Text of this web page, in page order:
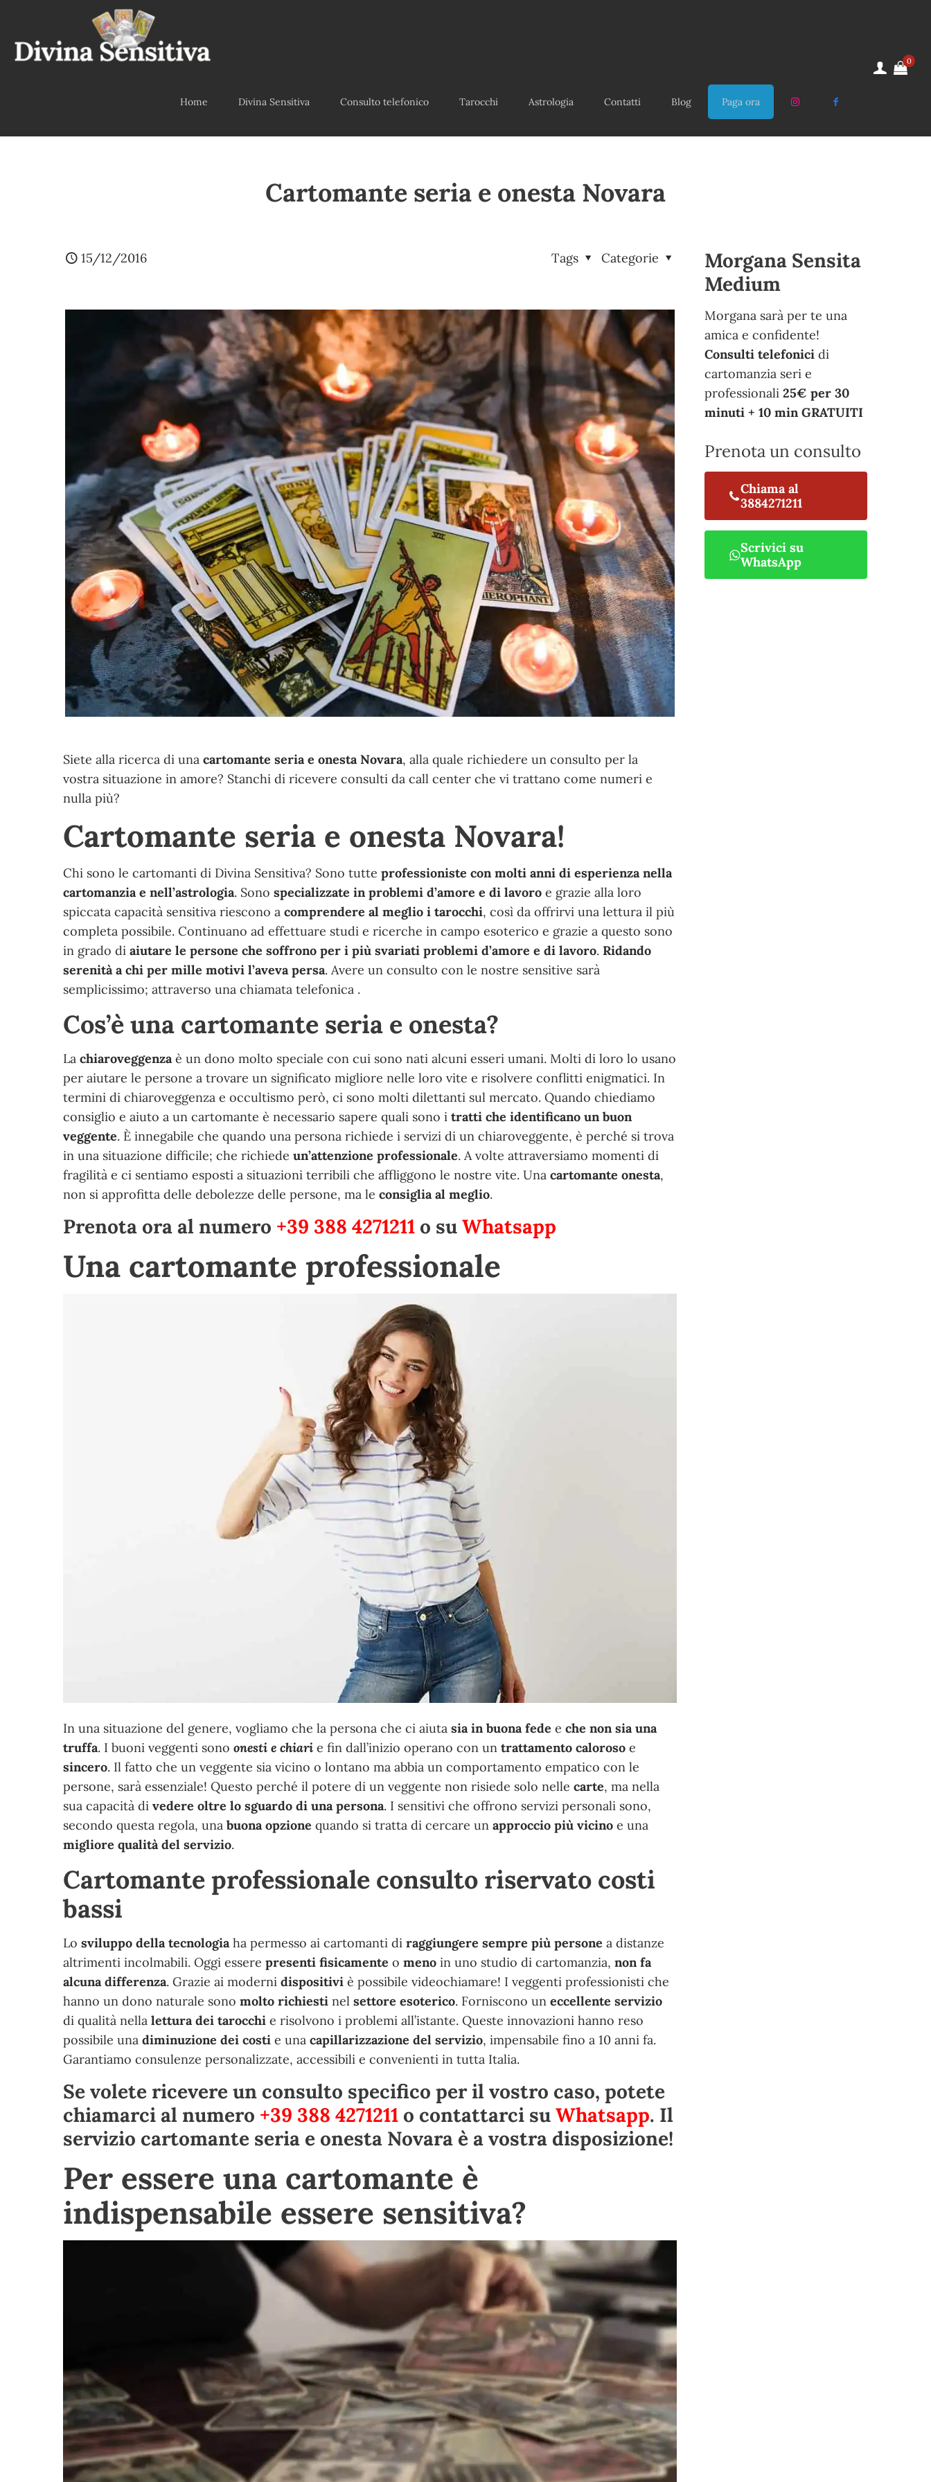
Home Divina Sensitiva Consulto telefonico Tarocchi Astrologia Contatti Blog Paga ora
0
Cartomante seria e onesta Novara
15/12/2016 Categorie
Tags
Siete alla ricerca di unacartomante seria e onesta Novara, alla quale richiedere un consulto per la
vostra situazione in amore? Stanchi di ricevere consulti da call center che vi trattano come numeri e
nulla più?
Cartomante seria e onesta Novara!
Chi sono le cartomanti di Divina Sensitiva? Sono tutteprofessioniste con molti anni di esperienza nella
cartomanzia e nell’astrologia. Sonospecializzate in problemi d’amore e di lavoro e grazie alla loro
spiccata capacità sensitiva riescono acomprendere al meglio i tarocchi, così da offrirvi una lettura il più
completa possibile. Continuano ad effettuare studi e ricerche in campo esoterico e grazie a questo sono
in grado diaiutare le persone che soffrono per i più svariati problemi d’amore e di lavoro. Ridando
serenità a chi per mille motivi l’aveva persa. Avere un consulto con le nostre sensitive sarà
semplicissimo; attraverso una chiamata telefonica .
Cos’è una cartomante seria e onesta?
Lachiaroveggenzaè un dono molto speciale con cui sono nati alcuni esseri umani. Molti di loro lo usano
per aiutare le persone a trovare un significato migliore nelle loro vite e risolvere conflitti enigmatici. In
termini di chiaroveggenza e occultismo però, ci sono molti dilettanti sul mercato. Quando chiediamo
consiglio e aiuto a un cartomante è necessario sapere quali sono itratti che identificano un buon
veggente. È innegabile che quando una persona richiede i servizi di un chiaroveggente, è perché si trova
in una situazione difficile; che richiedeun’attenzione professionale. A volte attraversiamo momenti di
fragilità e ci sentiamo esposti a situazioni terribili che affliggono le nostre vite. Unacartomante onesta,
non si approfitta delle debolezze delle persone, ma leconsiglia al meglio.
Prenota ora al numero +39 388 4271211 o suWhatsapp
Una cartomante professionale
In una situazione del genere, vogliamo che la persona che ci aiutasia in buona fede eche non sia una
truffa. I buoni veggenti sonoonesti e chiari e fin dall’inizio operano con untrattamento caloroso e
sincero. Il fatto che un veggente sia vicino o lontano ma abbia un comportamento empatico con le
persone, sarà essenziale! Questo perché il potere di un veggente non risiede solo nellecarte, ma nella
sua capacità divedere oltre lo sguardo di una persona. I sensitivi che offrono servizi personali sono,
secondo questa regola, unabuona opzione quando si tratta di cercare unapproccio più vicino e una
migliore qualità del servizio.
Cartomante professionale consulto riservato costi
bassi
Losviluppo della tecnologiaha permesso ai cartomanti diraggiungere sempre più persone a distanze
altrimenti incolmabili. Oggi esserepresenti fisicamente omeno in uno studio di cartomanzia,non fa
alcuna differenza. Grazie ai modernidispositivi è possibile videochiamare! I veggenti professionisti che
hanno un dono naturale sonomolto richiesti nelsettore esoterico. Forniscono uneccellente servizio
di qualità nellalettura dei tarocchi e risolvono i problemi all’istante. Queste innovazioni hanno reso
possibile unadiminuzione dei costi e unacapillarizzazione del servizio, impensabile fino a 10 anni fa.
Garantiamo consulenze personalizzate, accessibili e convenienti in tutta Italia.
Se volete ricevere un consulto specifico per il vostro caso, potete
chiamarci al numero +39 388 4271211 o contattarci suWhatsapp. Il
servizio cartomante seria e onesta Novara è a vostra disposizione!
Per essere una cartomante è
indispensabile essere sensitiva?
Morgana Sensita
Medium
Morgana sarà per te una
amica e confidente!
Consulti telefonici di
cartomanzia seri e
professionali 25€ per 30
minuti + 10 min GRATUITI
Prenota un consulto
Chiama al
3884271211
Scrivici su
WhatsApp